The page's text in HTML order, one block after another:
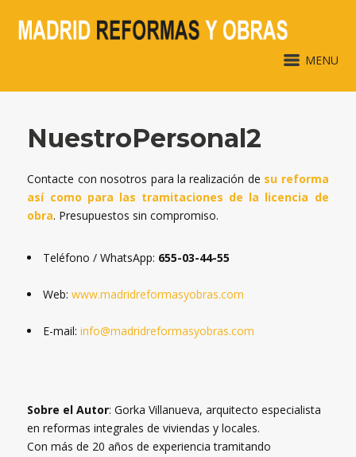
MENU
NuestroPersonal2
Contacte con nosotros para la realización de su reforma
así como para las tramitaciones de la licencia de
obra. Presupuestos sin compromiso.
Teléfono / WhatsApp: 655-03-44-55
Web:www.madridreformasyobras.com
E-mail:info@madridreformasyobras.com
Sobre el Autor: Gorka Villanueva, arquitecto especialista
en reformas integrales de viviendas y locales.
Con más de 20 años de experiencia tramitando